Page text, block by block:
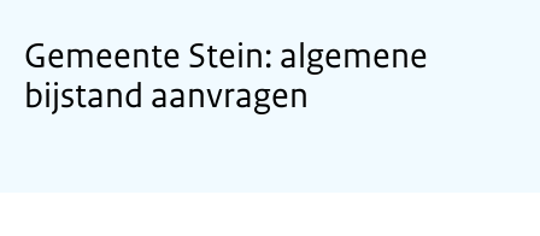
Gemeente Stein: algemene
bijstand aanvragen